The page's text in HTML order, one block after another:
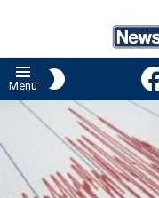
Menu
LATEST
STORIES